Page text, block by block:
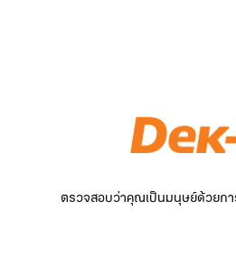
ตรวจสอบว่าคุณเป็นมนุษย์ด้วยกา